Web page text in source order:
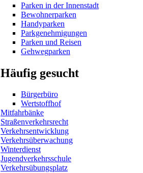
Parken in der Innenstadt
Bewohnerparken
Handyparken
Parkgenehmigungen
Parken und Reisen
Gehwegparken
Häufig gesucht
Bürgerbüro
Wertstoffhof
Mitfahrbänke
Straßenverkehrsrecht
Verkehrsentwicklung
Verkehrsüberwachung
Winterdienst
Jugendverkehrsschule
Verkehrsübungsplatz